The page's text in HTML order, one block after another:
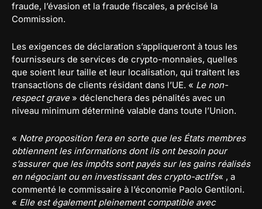
fraude, l’évasion et la fraude fiscales, a précisé la
Commission.
Les exigences de déclaration s’appliqueront à tous les
fournisseurs de services de crypto-monnaies, quelles
que soient leur taille et leur localisation, qui traitent les
transactions de clients résidant dans l’UE. « Le non-
respect grave» déclenchera des pénalités avec un
niveau minimum déterminé valable dans toute l’Union.
« Notre proposition fera en sorte que les États membres
obtiennent les informations dont ils ont besoin pour
s’assurer que les impôts sont payés sur les gains réalisés
en négociant ou en investissant des crypto-actifs« , a
commenté le commissaire à l’économie Paolo Gentiloni.
« Elle est également pleinement compatible avec